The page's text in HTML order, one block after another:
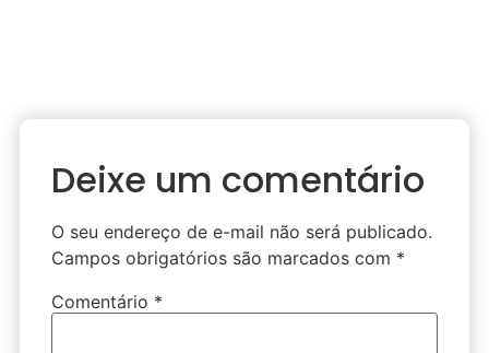
Deixe um comentário
O seu endereço de e-mail não será publicado.
Campos obrigatórios são marcados com *
Comentário *